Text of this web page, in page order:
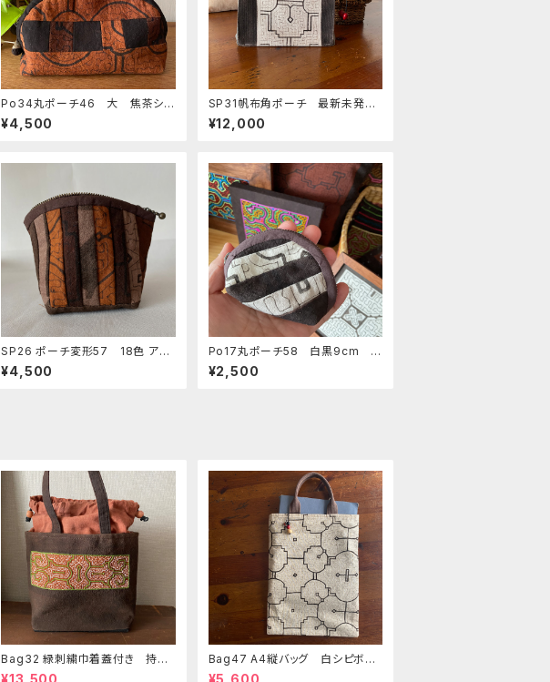
Po34丸ポーチ46 大 焦茶シピ
ボ模様と黒 ドングリ付 シピボ
族の泥染め パッチワークのハン
¥4,500
SP31帆布角ポーチ 最新未発
表 シピボ族の泥染め
¥12,000
SP26 ポーチ変形57 18色 アマ
ゾンの泥染め シピボ族の手仕事
¥4,500
Po17丸ポーチ58 白黒9cm シ
ピボ族の泥染め
¥2,500
Bag32 緑刺繍巾着蓋付き 持ち
手裏泥染め無地 巾着蓋奄美大
Bag47 A4縦バッグ 白シピボ模
様 シピボ族の泥染め